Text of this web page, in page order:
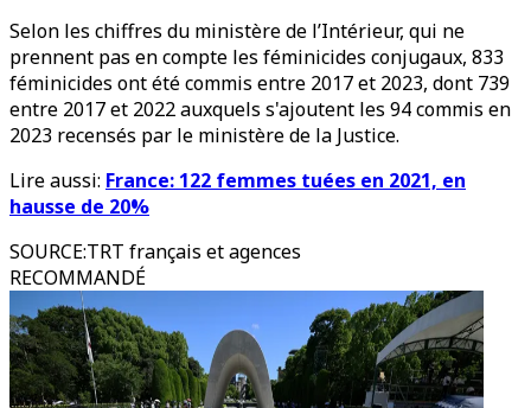
Selon les chiffres du ministère de l’Intérieur, qui ne
prennent pas en compte les féminicides conjugaux, 833
féminicides ont été commis entre 2017 et 2023, dont 739
entre 2017 et 2022 auxquels s'ajoutent les 94 commis en
2023 recensés par le ministère de la Justice.
Lire aussi: France: 122 femmes tuées en 2021, en
hausse de 20%
SOURCE:TRT français et agences
RECOMMANDÉ